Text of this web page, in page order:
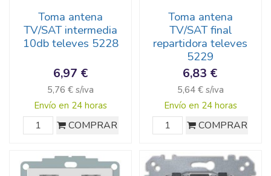
Toma antena
TV/SAT intermedia
10db televes 5228
6,97 €
5,76 € s/iva
Envío en 24 horas
COMPRAR
Toma antena
TV/SAT final
repartidora televes
5229
6,83 €
5,64 € s/iva
Envío en 24 horas
COMPRAR